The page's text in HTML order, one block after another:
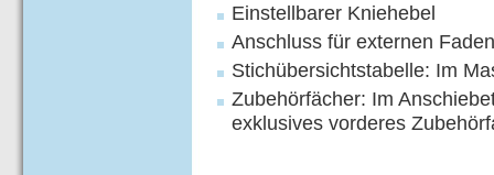
Einstellbarer Kniehebel
Anschluss für externen
Stichübersichtstabelle: Im
Zubehörfächer: Im
exklusives vorderes